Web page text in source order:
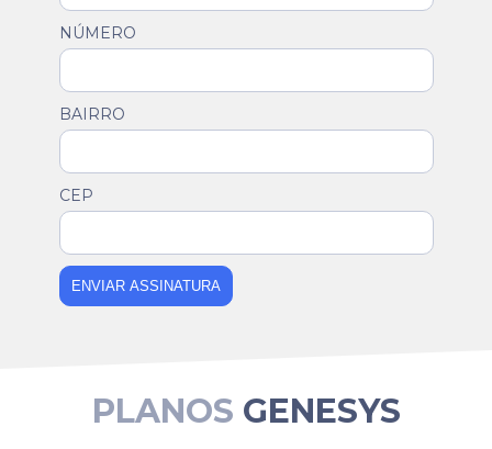
NÚMERO
BAIRRO
CEP
ENVIAR ASSINATURA
PLANOS GENESYS